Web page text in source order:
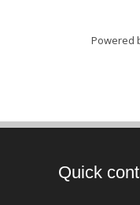
Powered
Quick